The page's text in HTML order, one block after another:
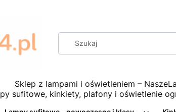
Sklep z lampami i oświetleniem –
sufitowe, kinkiety, plafony i oświetlenie